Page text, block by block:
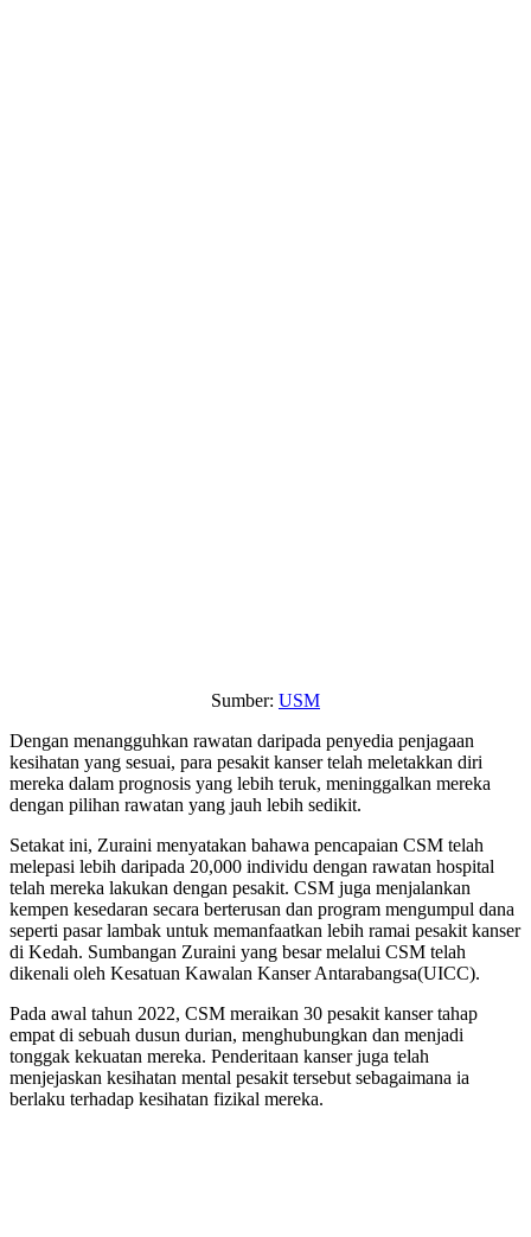
Sumber: USM
Dengan menangguhkan rawatan daripada penyedia penjagaan
kesihatan yang sesuai, para pesakit kanser telah meletakkan diri
mereka dalam prognosis yang lebih teruk, meninggalkan mereka
dengan pilihan rawatan yang jauh lebih sedikit.
Setakat ini, Zuraini menyatakan bahawa pencapaian CSM telah
melepasi lebih daripada 20,000 individu dengan rawatan hospital
telah mereka lakukan dengan pesakit. CSM juga menjalankan
kempen kesedaran secara berterusan dan program mengumpul dana
seperti pasar lambak untuk memanfaatkan lebih ramai pesakit kanser
di Kedah. Sumbangan Zuraini yang besar melalui CSM telah
dikenali oleh Kesatuan Kawalan Kanser Antarabangsa(UICC).
Pada awal tahun 2022, CSM meraikan 30 pesakit kanser tahap
empat di sebuah dusun durian, menghubungkan dan menjadi
tonggak kekuatan mereka. Penderitaan kanser juga telah
menjejaskan kesihatan mental pesakit tersebut sebagaimana ia
berlaku terhadap kesihatan fizikal mereka.